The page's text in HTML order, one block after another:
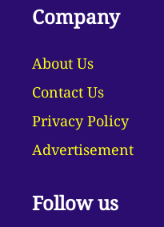
Company
About Us
Contact Us
Privacy Policy
Advertisement
Follow us